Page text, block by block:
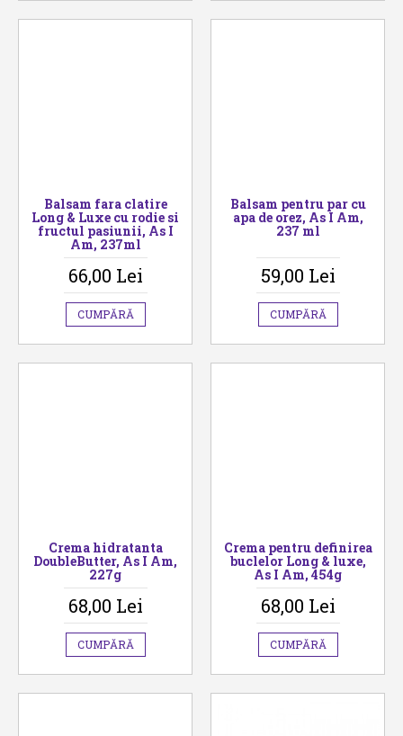
Balsam fara clatire
Long & Luxe cu rodie si
fructul pasiunii, As I
Am, 237ml
66,00 Lei
CUMPĂRĂ
Balsam pentru par cu
apa de orez, As I Am,
237 ml
59,00 Lei
CUMPĂRĂ
Crema hidratanta
DoubleButter, As I Am,
227g
68,00 Lei
CUMPĂRĂ
Crema pentru definirea
buclelor Long & luxe,
As I Am, 454g
68,00 Lei
CUMPĂRĂ